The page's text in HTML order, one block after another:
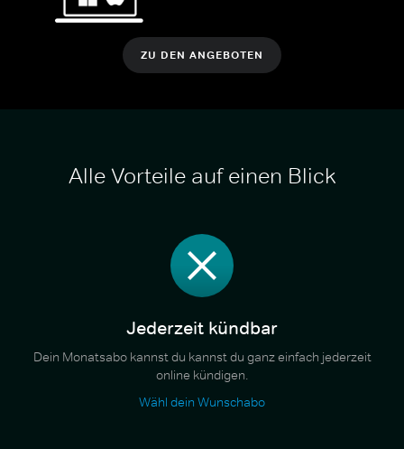
ZU DEN ANGEBOTEN
Alle Vorteile auf einen Blick
Jederzeit kündbar
Dein Monatsabo kannst du kannst du ganz einfach jederzeit
online kündigen.
Wähl dein Wunschabo